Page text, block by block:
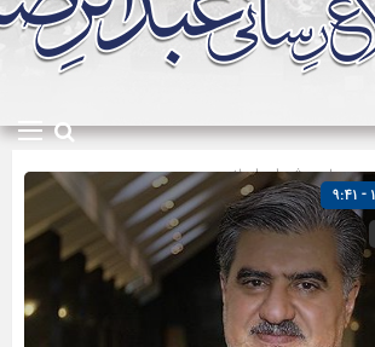
»مجلس شورای اسلامی